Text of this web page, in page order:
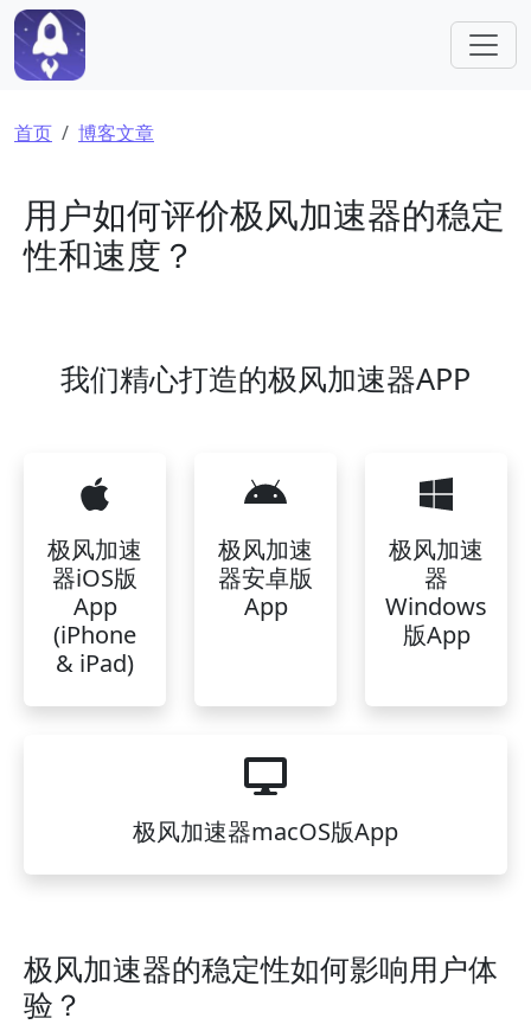
跳转到主要内容
面包屑
首页 博客文章
用户如何评价极风加速器的稳定
性和速度？
我们精心打造的极风加速器APP
极风加速
器iOS版
App
(iPhone
& iPad)
极风加速
器安卓版
App
极风加速
器
Windows
版App
极风加速器macOS版App
极风加速器的稳定性如何影响用户体
验？